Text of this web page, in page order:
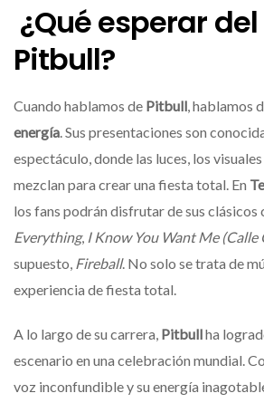
¿Qué esperar
Pitbull?
Cuando hablamos de Pitbull, hablamos
energía. Sus presentaciones son
espectáculo, donde las luces, los
mezclan para crear una fiesta total. En
los fans podrán disfrutar de sus clásicos
Everything, I Know You Want Me (Calle
supuesto, Fireball. No solo se trata de
experiencia de fiesta total.
A lo largo de su carrera, Pitbullha
escenario en una celebración mundial.
voz inconfundible y su energía